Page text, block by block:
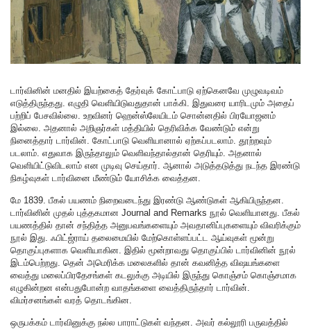
டார்வினின் மனதில் இயற்கைத் தேர்வுக் கோட்பாடு ஏற்கெனவே முழுவடிவம்
எடுத்திருந்தது. எழுதி வெளியிடுவதுதான் பாக்கி. இதுவரை யாரிடமும் அதைப்
பற்றிப் பேசவில்லை. உறவினர் ஹென்ஸ்லேயிடம் சொன்னதில் பிரயோஜனம்
இல்லை. அதனால் அறிஞர்கள் மத்தியில் தெரிவிக்க வேண்டும் என்று
நினைத்தார் டார்வின். கோட்பாடு வெளியானால் ஏற்கப்படலாம். தூற்றவும்
படலாம். எதுவாக இருந்தாலும் வெளிவந்தால்தான் தெரியும். அதனால்
வெளியிட்டுவிடலாம் என முடிவு செய்தார். ஆனால் அடுத்தடுத்து நடந்த இரண்டு
நிகழ்வுகள் டார்வினை மீண்டும் யோசிக்க வைத்தன.
மே 1839. பீகல் பயணம் நிறைவடைந்து இரண்டு ஆண்டுகள் ஆகியிருந்தன.
டார்வினின் முதல் புத்தகமான Journal and Remarks நூல் வெளியானது. பீகல்
பயணத்தில் தான் சந்தித்த அனுபவங்களையும் அவதானிப்புகளையும் விவரிக்கும்
நூல் இது. ஃபிட்ஜ்ராய் தலைமையில் மேற்கொள்ளப்பட்ட ஆய்வுகள் மூன்று
தொகுப்புகளாக வெளியாகின. இதில் மூன்றாவது தொகுப்பில் டார்வினின் நூல்
இடம்பெற்றது. தென் அமெரிக்க மலைகளில் தான் கவனித்த விஷயங்களை
வைத்து மலைப்பிரதேசங்கள் கடலுக்கு அடியில் இருந்து கொஞ்சம் கொஞ்சமாக
எழுகின்றன என்பதுபோன்ற வாதங்களை வைத்திருந்தார் டார்வின்.
விமர்சனங்கள் வரத் தொடங்கின.
ஒருபக்கம் டார்வினுக்கு நல்ல பாராட்டுகள் வந்தன. அவர் கல்லூரி பருவத்தில்